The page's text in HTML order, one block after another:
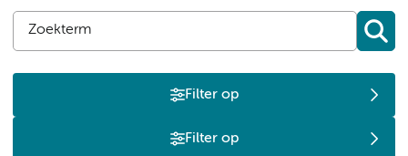
Filter op
Filter op